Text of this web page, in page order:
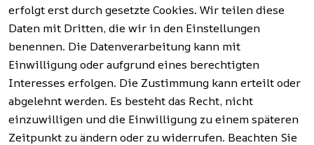
erfolgt erst durch gesetzte Cookies. Wir teilen diese
Daten mit Dritten, die wir in den Einstellungen
benennen. Die Datenverarbeitung kann mit
Einwilligung oder aufgrund eines berechtigten
Interesses erfolgen. Die Zustimmung kann erteilt oder
abgelehnt werden. Es besteht das Recht, nicht
einzuwilligen und die Einwilligung zu einem späteren
Zeitpunkt zu ändern oder zu widerrufen. Beachten Sie
Vertrag
widerrufen
Facebook |
Instagram |
Newsletter
AGB | Impressum |
Datenschutzerklärung |
Barrierefreiheitserklärung |
Widerrufsrecht